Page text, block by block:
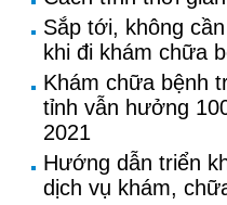
Sắp tới, không
khi đi khám chữa
Khám chữa bệnh
tỉnh vẫn hưởng
2021
Hướng dẫn triển
dịch vụ khám,